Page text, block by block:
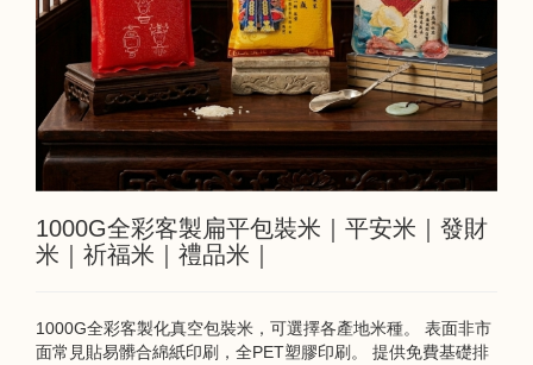
1000G全彩客製扁平包裝米｜平安米｜發財
米｜祈福米｜禮品米｜
1000G全彩客製化真空包裝米，可選擇各產地米種。 表面非市
面常見貼易髒合綿紙印刷，全PET塑膠印刷。 提供免費基礎排